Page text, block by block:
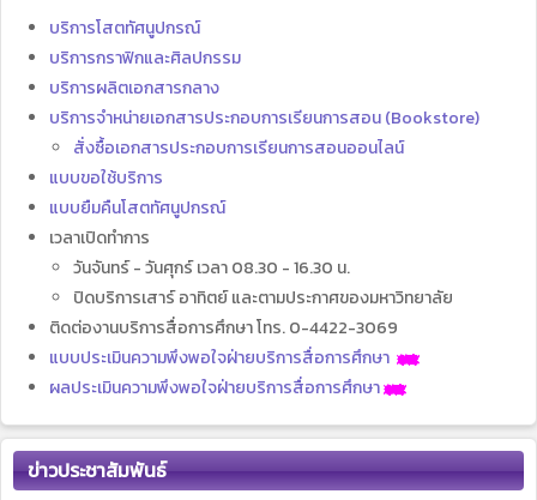
บริการโสตทัศนูปกรณ์
บริการกราฟิกและศิลปกรรม
บริการผลิตเอกสารกลาง
บริการจำหน่ายเอกสารประกอบการเรียนการสอน (Bookstore)
สั่งซื้อเอกสารประกอบการเรียนการสอนออนไลน์
แบบขอใช้บริการ
แบบยืมคืนโสตทัศนูปกรณ์
เวลาเปิดทำการ
วันจันทร์ - วันศุกร์ เวลา 08.30 - 16.30 น.
ปิดบริการเสาร์ อาทิตย์ และตามประกาศของมหาวิทยาลัย
ติดต่องานบริการสื่อการศึกษา โทร. 0-4422-3069
แบบประเมินความพึงพอใจฝ่ายบริการสื่อการศึกษา
ผลประเมินความพึงพอใจฝ่ายบริการสื่อการศึกษา
ข่าวประชาสัมพันธ์